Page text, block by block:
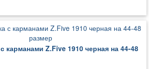
карманами Z.Five 1910 черная на 44-48